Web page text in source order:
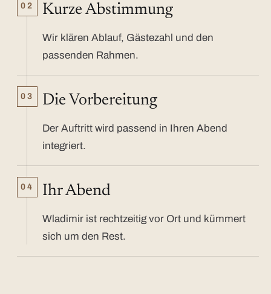
02 Kurze Abstimmung
Wir klären Ablauf, Gästezahl und den
passenden Rahmen.
03 Die Vorbereitung
Der Auftritt wird passend in Ihren Abend
integriert.
04 Ihr Abend
Wladimir ist rechtzeitig vor Ort und kümmert
sich um den Rest.